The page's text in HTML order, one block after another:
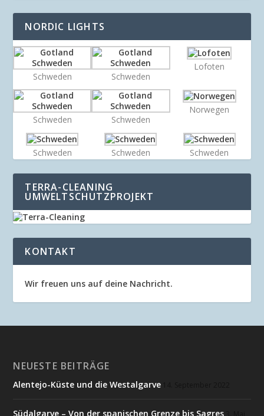
NORDIC LIGHTS
Schweden Schweden
Lofoten
Schweden Schweden
Norwegen
Schweden Schweden Schweden
TERRA-CLEANING
UMWELTSCHUTZPROJEKT
KONTAKT
Wir freuen uns auf deine Nachricht.
NEUESTE BEITRÄGE
Alentejo-Küste und die Westalgarve
Südalgarve – Von der spanischen Grenze bis Sagres